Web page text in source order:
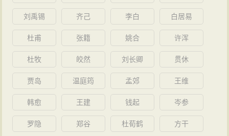
刘禹锡 齐己 李白 白居易
杜甫 张籍 姚合 许浑
杜牧 皎然 刘长卿 贯休
贾岛 温庭筠 孟郊 王维
韩愈 王建 钱起 岑参
罗隐 郑谷 杜荀鹤 方干